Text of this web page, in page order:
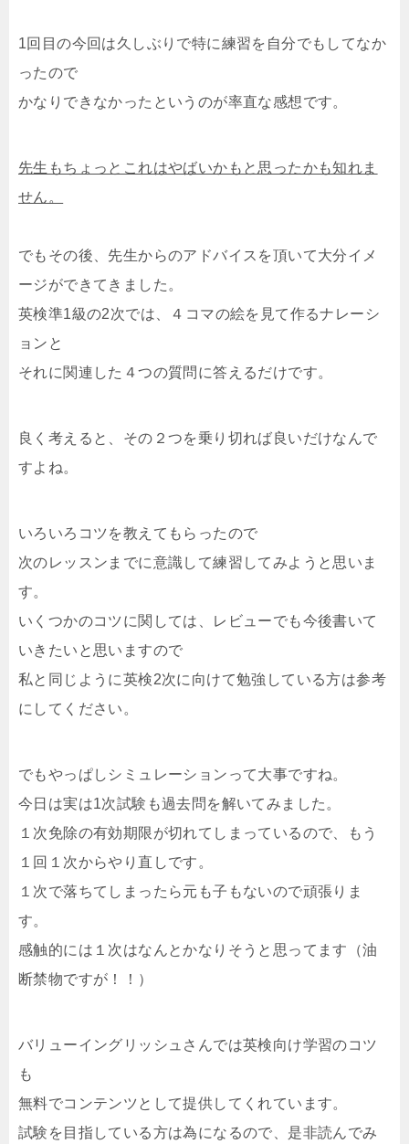
1回目の今回は久しぶりで特に練習を自分でもしてなか
ったので
かなりできなかったというのが率直な感想です。
先生もちょっとこれはやばいかもと思ったかも知れま
せん。
でもその後、先生からのアドバイスを頂いて大分イメ
ージができてきました。
英検準1級の2次では、４コマの絵を見て作るナレーシ
ョンと
それに関連した４つの質問に答えるだけです。
良く考えると、その２つを乗り切れば良いだけなんで
すよね。
いろいろコツを教えてもらったので
次のレッスンまでに意識して練習してみようと思いま
す。
いくつかのコツに関しては、レビューでも今後書いて
いきたいと思いますので
私と同じように英検2次に向けて勉強している方は参考
にしてください。
でもやっぱしシミュレーションって大事ですね。
今日は実は1次試験も過去問を解いてみました。
１次免除の有効期限が切れてしまっているので、もう
１回１次からやり直しです。
１次で落ちてしまったら元も子もないので頑張りま
す。
感触的には１次はなんとかなりそうと思ってます（油
断禁物ですが！！）
バリューイングリッシュさんでは英検向け学習のコツ
も
無料でコンテンツとして提供してくれています。
試験を目指している方は為になるので、是非読んでみ